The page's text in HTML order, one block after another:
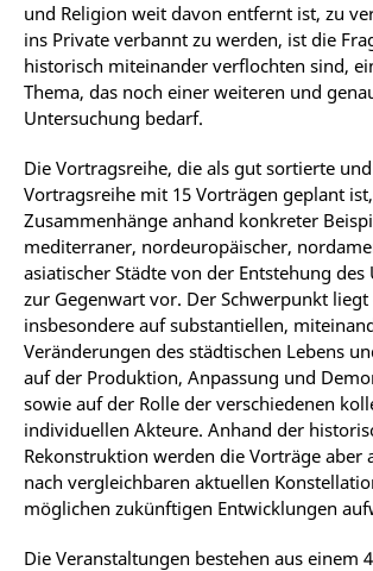
und Religion weit davon entfernt ist, zu
ins Private verbannt zu werden, ist die
historisch miteinander verflochten sind,
Thema, das noch einer weiteren und
Untersuchung bedarf.
Die Vortragsreihe, die als gut sortierte
Vortragsreihe mit 15 Vorträgen geplant
Zusammenhänge anhand konkreter
mediterraner, nordeuropäischer,
asiatischer Städte von der Entstehung
zur Gegenwart vor. Der Schwerpunkt liegt
insbesondere auf substantiellen,
Veränderungen des städtischen Lebens
auf der Produktion, Anpassung und
sowie auf der Rolle der verschiedenen
individuellen Akteure. Anhand der
Rekonstruktion werden die Vorträge aber
nach vergleichbaren aktuellen
möglichen zukünftigen Entwicklungen
Die Veranstaltungen bestehen aus einem